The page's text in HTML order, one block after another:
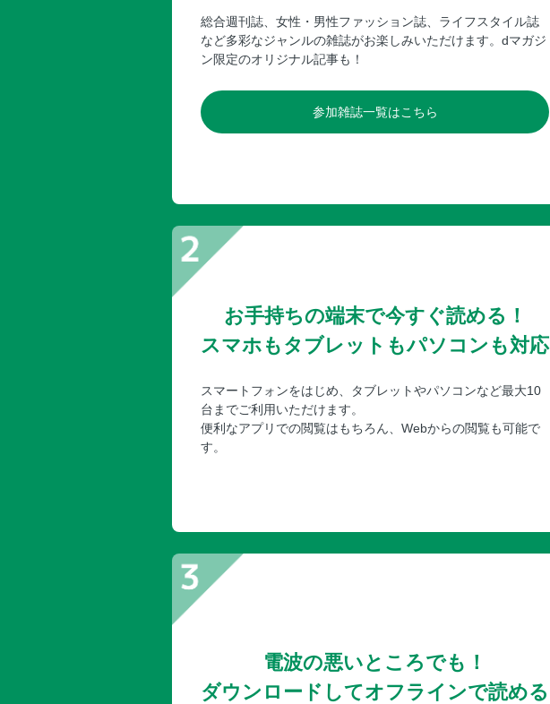
総合週刊誌、女性・男性ファッション誌、ライフスタイル誌
など多彩なジャンルの雑誌がお楽しみいただけます。dマガジ
ン限定のオリジナル記事も！
参加雑誌一覧はこちら
お手持ちの端末で今すぐ読める！
スマホもタブレットもパソコンも対応
スマートフォンをはじめ、タブレットやパソコンなど最大10
台までご利用いただけます。
便利なアプリでの閲覧はもちろん、Webからの閲覧も可能で
す。
電波の悪いところでも！
ダウンロードしてオフラインで読める